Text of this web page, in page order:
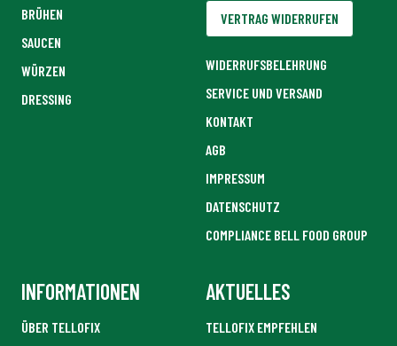
BRÜHEN
SAUCEN
WÜRZEN
DRESSING
VERTRAG WIDERRUFEN
WIDERRUFSBELEHRUNG
SERVICE UND VERSAND
KONTAKT
AGB
IMPRESSUM
DATENSCHUTZ
COMPLIANCE BELL FOOD GROUP
INFORMATIONEN
ÜBER TELLOFIX
AKTUELLES
TELLOFIX EMPFEHLEN